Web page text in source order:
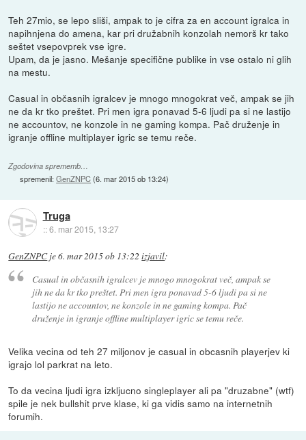
Teh 27mio, se lepo sliši, ampak to je cifra za en account igralca in
napihnjena do amena, kar pri družabnih konzolah nemorš kr tako
seštet vsepovprek vse igre.
Upam, da je jasno. Mešanje specifične publike in vse ostalo ni glih
na mestu.
Casual in občasnih igralcev je mnogo mnogokrat več, ampak se jih
ne da kr tko preštet. Pri men igra ponavad 5-6 ljudi pa si ne lastijo
ne accountov, ne konzole in ne gaming kompa. Pač druženje in
igranje offline multiplayer igric se temu reče.
Zgodovina sprememb…
spremenil:GenZNPC(6. mar 2015 ob 13:24)
Truga
::6. mar 2015, 13:27
GenZNPCje6. mar 2015 ob 13:22 izjavil:
Casual in občasnih igralcev je mnogo mnogokrat več, ampak se
jih ne da kr tko preštet. Pri men igra ponavad 5-6 ljudi pa si ne
lastijo ne accountov, ne konzole in ne gaming kompa. Pač
druženje in igranje offline multiplayer igric se temu reče.
Velika vecina od teh 27 miljonov je casual in obcasnih playerjev ki
igrajo lol parkrat na leto.
To da vecina ljudi igra izkljucno singleplayer ali pa "druzabne" (wtf)
spile je nek bullshit prve klase, ki ga vidis samo na internetnih
forumih.